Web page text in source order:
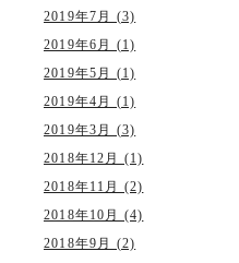
2019年7月 (3)
2019年6月 (1)
2019年5月 (1)
2019年4月 (1)
2019年3月 (3)
2018年12月 (1)
2018年11月 (2)
2018年10月 (4)
2018年9月 (2)